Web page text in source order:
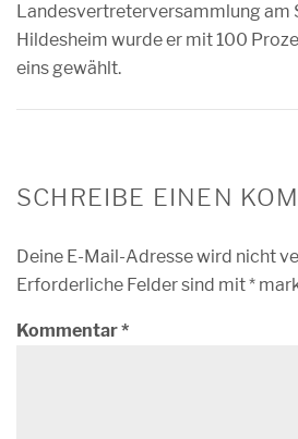
Landesvertreterversammlung am
Hildesheim wurde er mit 100
eins gewählt.
SCHREIBE EINEN
Deine E-Mail-Adresse wird nicht
Erforderliche Felder sind mit*
Kommentar*